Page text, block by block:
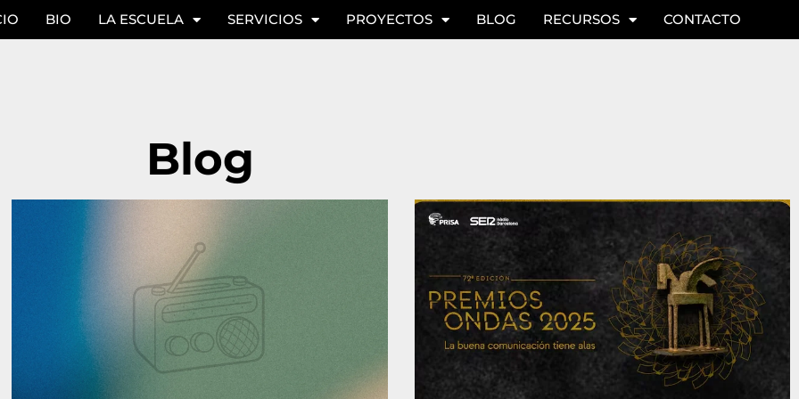
BIO LA ESCUELA SERVICIOS PROYECTOS BLOG RECURSOS CONTACTO
Blog